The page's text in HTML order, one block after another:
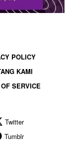
POLICY
KAMI
SERVICE
Twitter
Tumblr